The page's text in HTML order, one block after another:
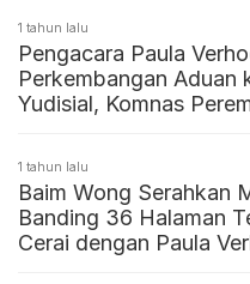
1 tahun lalu
Pengacara Paula
Perkembangan Aduan
Yudisial, Komnas
1 tahun lalu
Baim Wong Serahkan
Banding 36 Halaman
Cerai dengan Paula